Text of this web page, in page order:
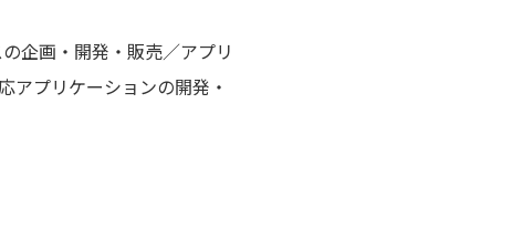
画・開発・販売／アプリ
プリケーションの開発・